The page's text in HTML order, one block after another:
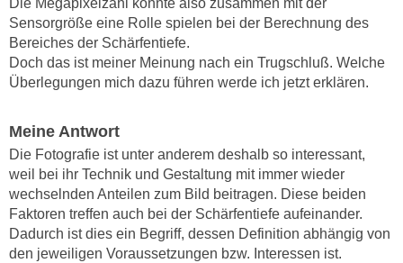
Sensorgröße eine Rolle spielen bei der Berechnung des
Bereiches der Schärfentiefe.
Doch das ist meiner Meinung nach ein Trugschluß. Welche
Überlegungen mich dazu führen werde ich jetzt erklären.
Meine Antwort
Die Fotografie ist unter anderem deshalb so interessant,
weil bei ihr Technik und Gestaltung mit immer wieder
wechselnden Anteilen zum Bild beitragen. Diese beiden
Faktoren treffen auch bei der Schärfentiefe aufeinander.
Dadurch ist dies ein Begriff, dessen Definition abhängig von
den jeweiligen Voraussetzungen bzw. Interessen ist.